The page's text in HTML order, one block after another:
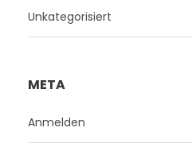
Unkategorisiert
META
Anmelden